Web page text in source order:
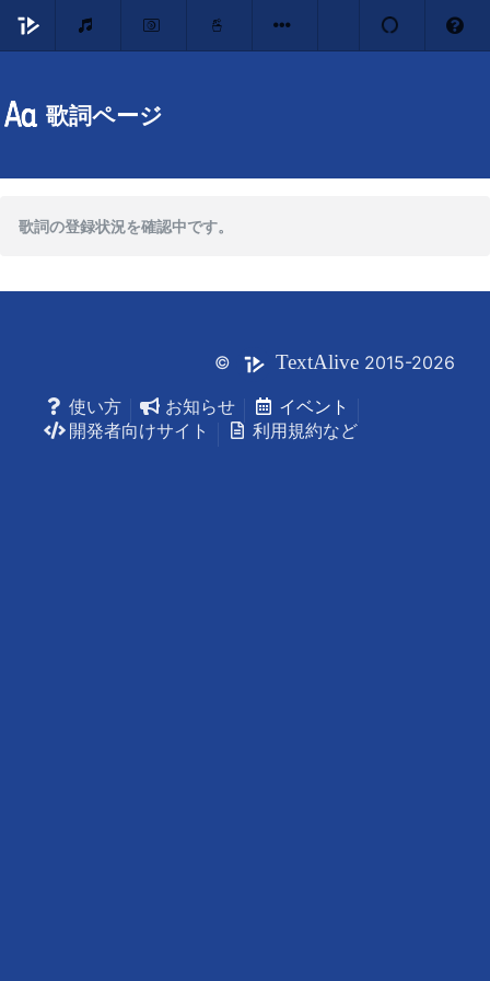
歌詞ページ
歌詞の登録状況を確認中です。
© TextAlive 2015-2026
使い方
お知らせ
イベント
開発者向けサイト
利用規約など